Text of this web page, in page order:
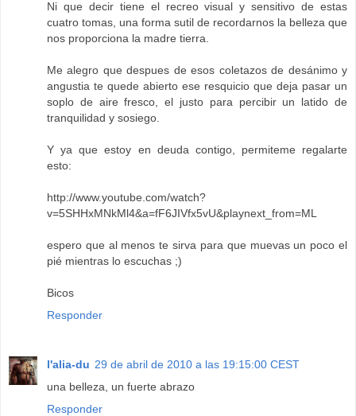
Ni que decir tiene el recreo visual y sensitivo de estas
cuatro tomas, una forma sutil de recordarnos la belleza que
nos proporciona la madre tierra.
Me alegro que despues de esos coletazos de desánimo y
angustia te quede abierto ese resquicio que deja pasar un
soplo de aire fresco, el justo para percibir un latido de
tranquilidad y sosiego.
Y ya que estoy en deuda contigo, permiteme regalarte
esto:
http://www.youtube.com/watch?
v=5SHHxMNkMl4&a=fF6JIVfx5vU&playnext_from=ML
espero que al menos te sirva para que muevas un poco el
pié mientras lo escuchas ;)
Bicos
Responder
l'alia-du 29 de abril de 2010 a las 19:15:00 CEST
una belleza, un fuerte abrazo
Responder